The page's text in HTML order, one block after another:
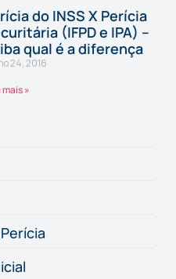
do INSS X Perícia
(IFPD e IPA) –
qual é a diferença
24, 2016
mais »